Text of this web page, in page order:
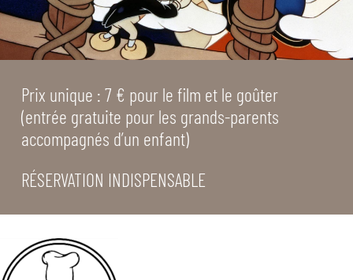
Prix unique : 7 € pour le film et le goûter
(entrée gratuite pour les grands-parents
accompagnés d’un enfant)
RÉSERVATION INDISPENSABLE